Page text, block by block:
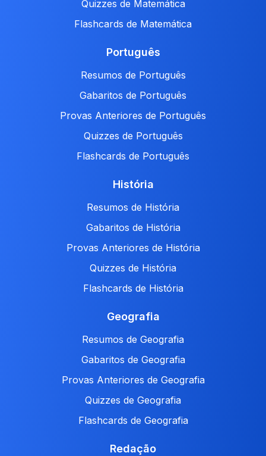
Quizzes de Matemática
Flashcards de Matemática
Português
Resumos de Português
Gabaritos de Português
Provas Anteriores de Português
Quizzes de Português
Flashcards de Português
História
Resumos de História
Gabaritos de História
Provas Anteriores de História
Quizzes de História
Flashcards de História
Geografia
Resumos de Geografia
Gabaritos de Geografia
Provas Anteriores de Geografia
Quizzes de Geografia
Flashcards de Geografia
Redação